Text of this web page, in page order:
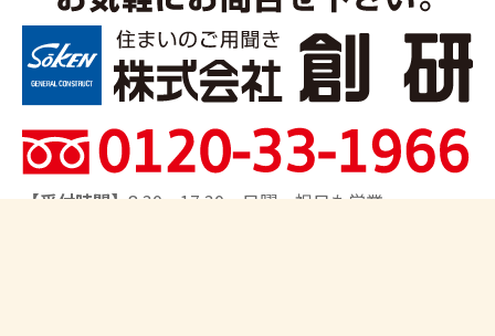
【受付時間】8:30～17:30 日曜・祝日も営業